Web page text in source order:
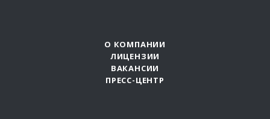
О КОМПАНИИ
ЛИЦЕНЗИИ
ВАКАНСИИ
ПРЕСС-ЦЕНТР